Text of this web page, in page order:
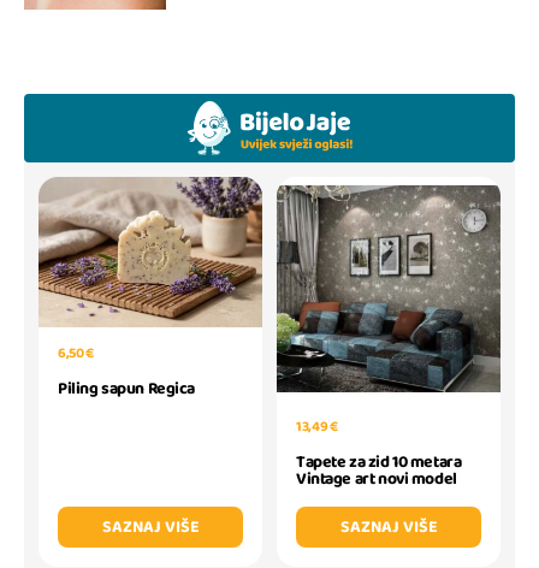
6,50 €
Piling sapun Regica
SAZNAJ VIŠE
13,49 €
Tapete za zid 10 metara
Vintage art novi model
SAZNAJ VIŠE